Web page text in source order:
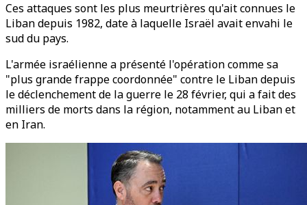
Ces attaques sont les plus meurtrières qu'ait connues le
Liban depuis 1982, date à laquelle Israël avait envahi le
sud du pays.
L'armée israélienne a présenté l'opération comme sa
"plus grande frappe coordonnée" contre le Liban depuis
le déclenchement de la guerre le 28 février, qui a fait des
milliers de morts dans la région, notamment au Liban et
en Iran.